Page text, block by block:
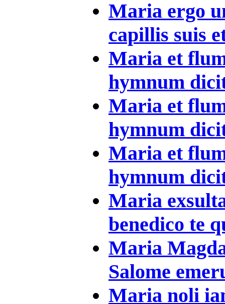
Maria ergo
capillis suis
Maria et
hymnum
Maria et
hymnum
Maria et
hymnum
Maria
benedico te
Maria
Salome
Maria noli